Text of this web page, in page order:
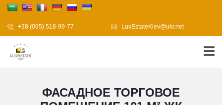
+38 (095) 518-99-77 LuxEstateKiev@ukr.net
ФАСАДНОЕ ТОРГОВОЕ